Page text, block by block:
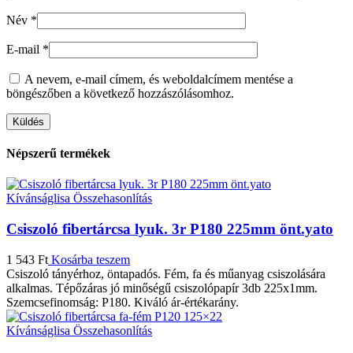
Név *
E-mail *
A nevem, e-mail címem, és weboldalcímem mentése a
böngészőben a következő hozzászólásomhoz.
Népszerű termékek
Kívánságlisa Összehasonlítás
Csiszoló fibertárcsa lyuk. 3r P180 225mm önt.yato
1 543 Ft Kosárba teszem
Csiszoló tányérhoz, öntapadós. Fém, fa és műanyag csiszolására
alkalmas. Tépőzáras jó minőségű csiszolópapír 3db 225x1mm.
Szemcsefinomság: P180. Kiváló ár-értékarány.
Kívánságlisa Összehasonlítás